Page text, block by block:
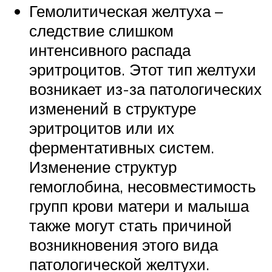
Гемолитическая желтуха –
следствие слишком
интенсивного распада
эритроцитов. Этот тип желтухи
возникает из-за патологических
изменений в структуре
эритроцитов или их
ферментативных систем.
Изменение структур
гемоглобина, несовместимость
групп крови матери и малыша
также могут стать причиной
возникновения этого вида
патологической желтухи.